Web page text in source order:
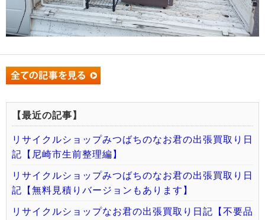
【最近の記事】
リサイクルショップみつばちのなお君の出張買取り日
記【尼崎市生前整理編】
リサイクルショップみつばちのなお君の出張買取り日
記【無料見積りバージョンもあります】
リサイクルショップなお君の出張買取り日記【不要品